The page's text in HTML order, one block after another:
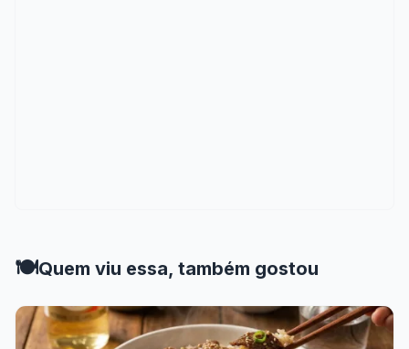
🍽️Quem viu essa, também gostou